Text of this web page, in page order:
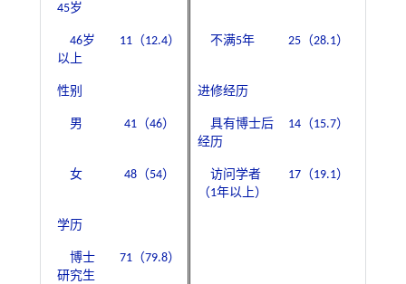
45岁
46岁
以上
11（12.4） 不满5年 25（28.1）
性别 进修经历
男 41（46）
具有博士后
经历
14（15.7）
女 48（54）
访问学者
（1年以上）
17（19.1）
学历
博士
研究生
71（79.8）